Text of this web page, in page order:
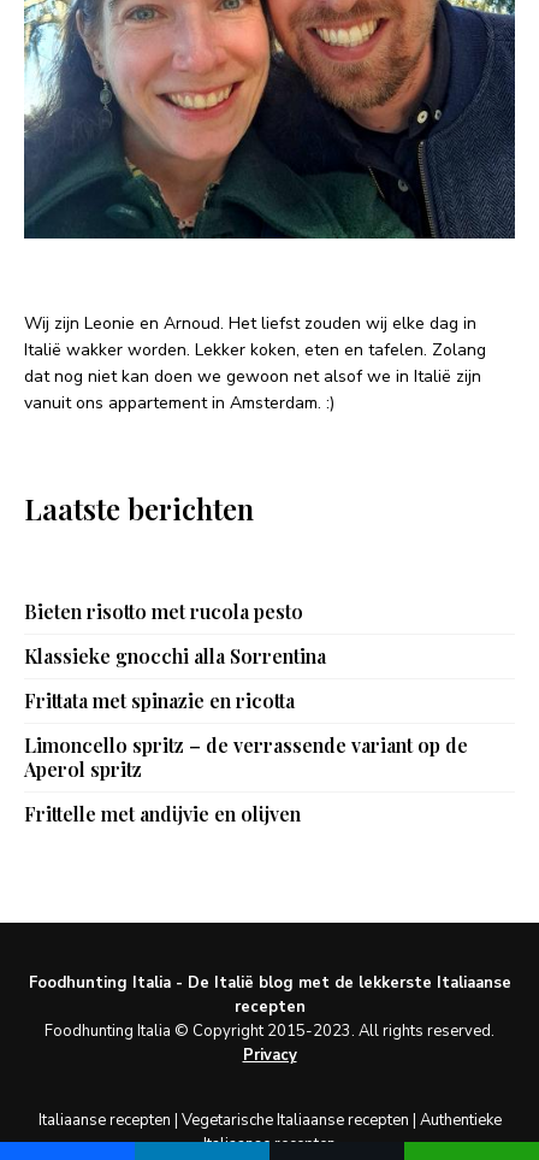
Wij zijn Leonie en Arnoud. Het liefst zouden wij elke dag in
Italië wakker worden. Lekker koken, eten en tafelen. Zolang
dat nog niet kan doen we gewoon net alsof we in Italië zijn
vanuit ons appartement in Amsterdam. :)
Laatste berichten
Bieten risotto met rucola pesto
Klassieke gnocchi alla Sorrentina
Frittata met spinazie en ricotta
Limoncello spritz – de verrassende variant op de
Aperol spritz
Frittelle met andijvie en olijven
Foodhunting Italia - De Italië blog met de lekkerste Italiaanse
recepten
Foodhunting Italia © Copyright 2015-2023. All rights reserved.
Privacy
Italiaanse recepten | Vegetarische Italiaanse recepten | Authentieke
Italiaanse recepten